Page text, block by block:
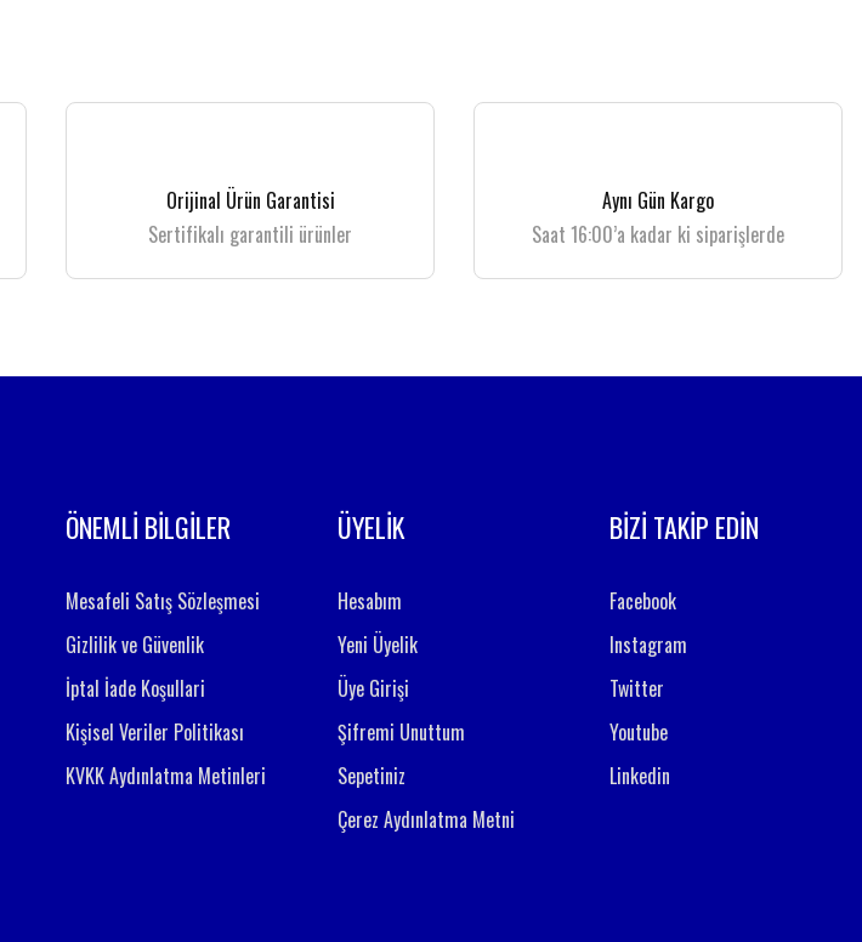
Orijinal Ürün Garantisi
Sertifikalı garantili ürünler
Aynı Gün Kargo
Saat 16:00’a kadar ki siparişlerde
ÖNEMLİ BİLGİLER
Mesafeli Satış Sözleşmesi
Gizlilik ve Güvenlik
İptal İade Koşullari
Kişisel Veriler Politikası
KVKK Aydınlatma Metinleri
ÜYELİK
Hesabım
Yeni Üyelik
Üye Girişi
Şifremi Unuttum
Sepetiniz
Çerez Aydınlatma Metni
BİZİ TAKİP EDİN
Facebook
Instagram
Twitter
Youtube
Linkedin